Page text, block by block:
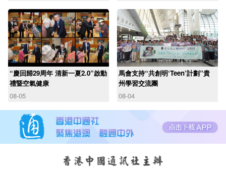
“慶回歸29周年 清新一夏2.0”啟動
禮暨空氣健康
08-05
馬會支持“共創明‘Teen’計劃”貴
州學習交流團
08-04